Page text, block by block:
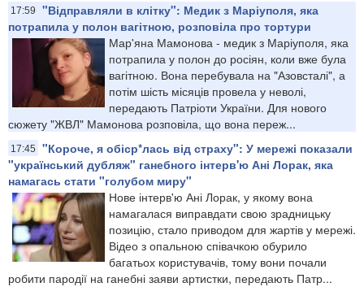
17:59
"Відправляли в клітку": Медик з Маріуполя, яка
потрапила у полон вагітною, розповіла про тортури
Мар'яна Мамонова - медик з Маріуполя, яка
потрапила у полон до росіян, коли вже була
вагітною. Вона перебувала на "Азовсталі", а
потім шість місяців провела у неволі,
передають Патріоти України. Для нового
сюжету "ЖВЛ" Мамонова розповіла, що вона переж...
17:45
"Короче, я обіср*лась від страху": У мережі показали
"український дубляж" ганебного інтерв'ю Ані Лорак, яка
намагась стати "голубом миру"
Нове інтерв'ю Ані Лорак, у якому вона
намагалася виправдати свою зрадницьку
позицію, стало приводом для жартів у мережі.
Відео з опальною співачкою обурило
багатьох користувачів, тому вони почали
робити пародії на ганебні заяви артистки, передають Патр...